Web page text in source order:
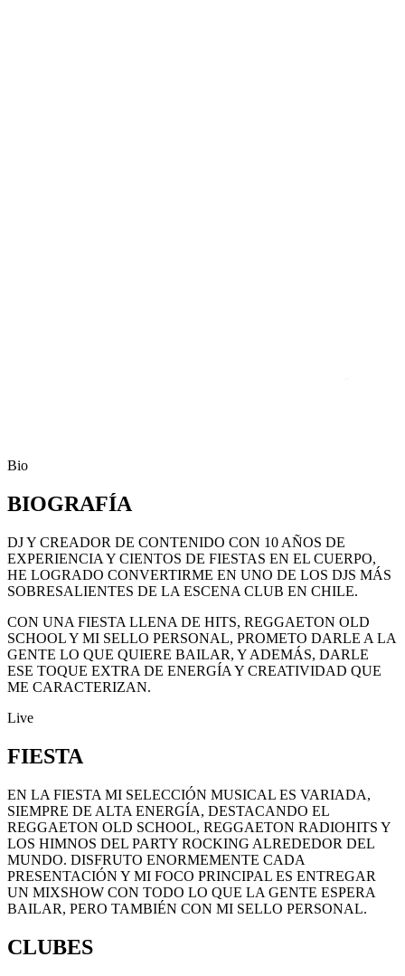
Bio
BIOGRAFÍA
DJ Y CREADOR DE CONTENIDO CON 10 AÑOS DE
EXPERIENCIA Y CIENTOS DE FIESTAS EN EL CUERPO,
HE LOGRADO CONVERTIRME EN UNO DE LOS DJS MÁS
SOBRESALIENTES DE LA ESCENA CLUB EN CHILE.
CON UNA FIESTA LLENA DE HITS, REGGAETON OLD
SCHOOL Y MI SELLO PERSONAL, PROMETO DARLE A LA
GENTE LO QUE QUIERE BAILAR, Y ADEMÁS, DARLE
ESE TOQUE EXTRA DE ENERGÍA Y CREATIVIDAD QUE
ME CARACTERIZAN.
Live
FIESTA
EN LA FIESTA MI SELECCIÓN MUSICAL ES VARIADA,
SIEMPRE DE ALTA ENERGÍA, DESTACANDO EL
REGGAETON OLD SCHOOL, REGGAETON RADIOHITS Y
LOS HIMNOS DEL PARTY ROCKING ALREDEDOR DEL
MUNDO. DISFRUTO ENORMEMENTE CADA
PRESENTACIÓN Y MI FOCO PRINCIPAL ES ENTREGAR
UN MIXSHOW CON TODO LO QUE LA GENTE ESPERA
BAILAR, PERO TAMBIÉN CON MI SELLO PERSONAL.
CLUBES